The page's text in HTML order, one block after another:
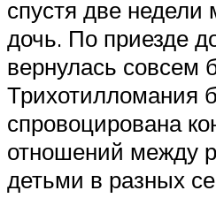
спустя две недели
дочь. По приезде
вернулась совсем
Трихотилломания
спровоцирована
отношений между
детьми в разных